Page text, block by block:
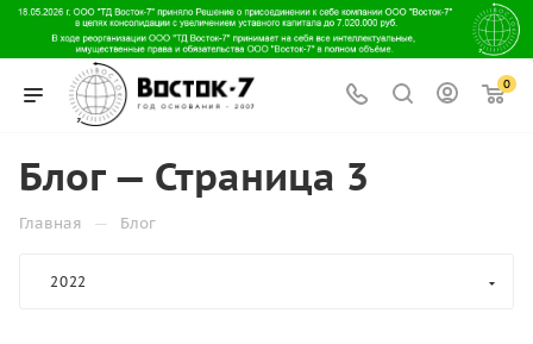
0
Блог — Страница 3
Главная — Блог
2022